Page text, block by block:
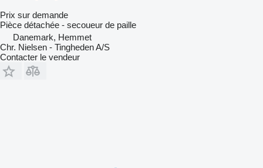
Prix sur demande
Pièce détachée - secoueur de paille
Danemark, Hemmet
Chr. Nielsen - Tingheden A/S
Contacter le vendeur